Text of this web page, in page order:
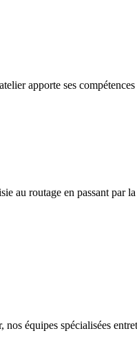
apporte ses
au routage en passant par
équipes spécialisées